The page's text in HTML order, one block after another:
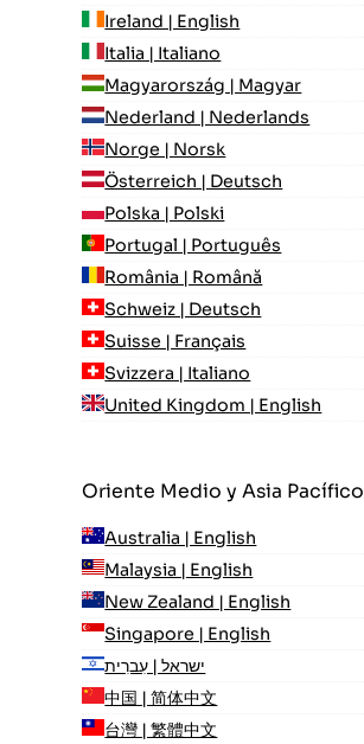
Ireland | English
Italia | Italiano
Magyarország | Magyar
Nederland | Nederlands
Norge | Norsk
Österreich | Deutsch
Polska | Polski
Portugal | Português
România | Română
Schweiz | Deutsch
Suisse | Français
Svizzera | Italiano
United Kingdom | English
Oriente Medio y Asia Pacífico
Australia | English
Malaysia | English
New Zealand | English
Singapore | English
ישראל | עִברִית
中国 | 简体中文
台灣 | 繁體中文